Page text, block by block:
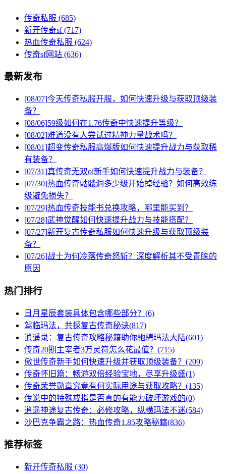
传奇私服 (685)
新开传奇sf(717)
热血传奇私服 (624)
传奇sf网站 (636)
最新发布
[08/07]今天传奇私服开服，如何快速升级与获取顶级装
备？
[08/06]59级如何在1.76传奇中快速提升等级？
[08/02]难道没有人尝试过精神力量战术吗？
[08/01]超变传奇私服高爆版如何快速提升战力与获取稀
有装备？
[07/31]真传奇无双ol新手如何快速提升战力与装备？
[07/30]热血传奇骷髅洞多少级开始掉经验？如何高效练
级避免损失？
[07/29]热血传奇技能书兑换攻略，哪里能买到？
[07/28]武神觉醒如何快速提升战力与技能搭配？
[07/27]新开复古传奇私服如何快速升级与获取顶级装
备？
[07/26]战士为何冷落传奇怒斩？深度解析其不受青睐的
原因
热门排行
日月星辰套装具体包含哪些部分？(6)
驾临玛法，共探复古传奇秘诀(817)
逍遥录：复古传奇攻略秘籍助你驰骋玛法大陆(601)
传奇20期主宰者3万灵符怎么花最值？(715)
傲世传奇新手如何快速升级并获取顶级装备？(209)
传奇怀旧篇：畅游双倍经验宝地，尽享升级盛(1)
传奇荣誉勋章究竟有何实际用途与获取攻略？(135)
传说中的特殊戒指是否真的有能力破坏游戏的(0)
逍遥神途复古传奇：必修攻略，纵横玛法不迷(584)
沙巴克争霸之路：热血传奇1.85攻略秘籍(836)
推荐标签
新开传奇私服 (30)